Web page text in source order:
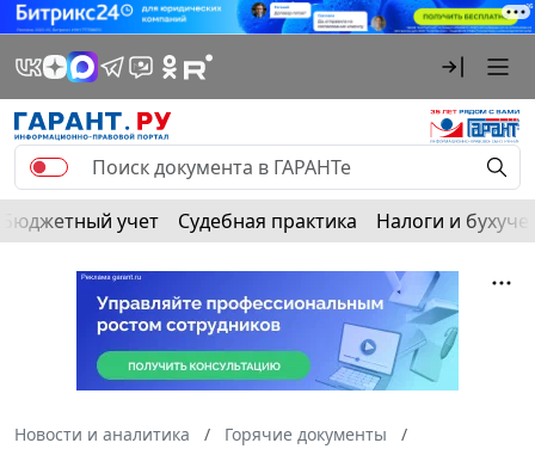
Бюджетный учет Судебная практика Налоги и
Новости и аналитика
Горячие документы